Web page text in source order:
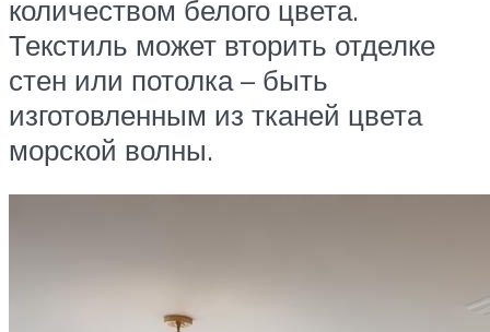
количеством белого цвета.
Текстиль может вторить отделке
стен или потолка – быть
изготовленным из тканей цвета
морской волны.